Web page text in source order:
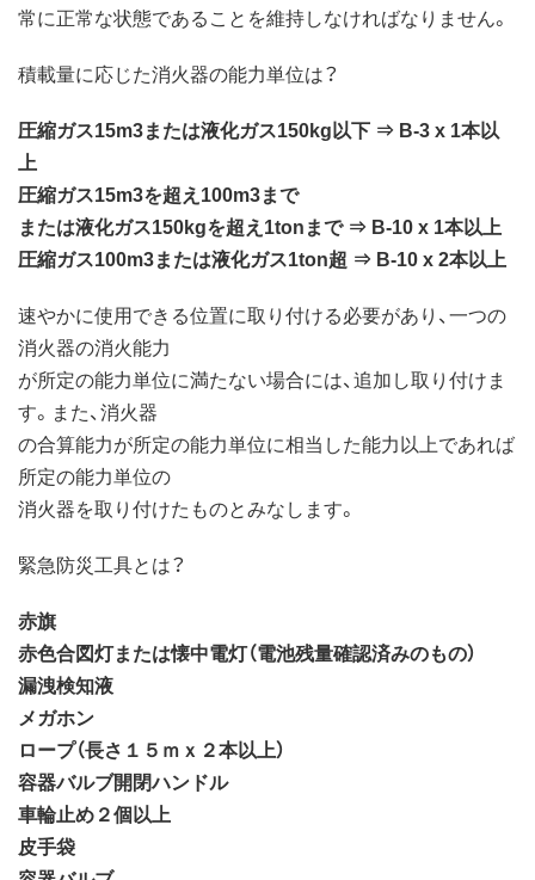
常に正常な状態であることを維持しなければなりません。
積載量に応じた消火器の能力単位は？
圧縮ガス15m3または液化ガス150kg以下 ⇒ B-3 x 1本以
上
圧縮ガス15m3を超え100m3まで
または液化ガス150kgを超え1tonまで ⇒ B-10 x 1本以上
圧縮ガス100m3または液化ガス1ton超 ⇒ B-10 x 2本以上
速やかに使用できる位置に取り付ける必要があり、一つの
消火器の消火能力
が所定の能力単位に満たない場合には、追加し取り付けま
す。また、消火器
の合算能力が所定の能力単位に相当した能力以上であれば
所定の能力単位の
消火器を取り付けたものとみなします。
緊急防災工具とは？
赤旗
赤色合図灯または懐中電灯（電池残量確認済みのもの）
漏洩検知液
メガホン
ロープ（長さ１５ｍｘ２本以上）
容器バルブ開閉ハンドル
車輪止め２個以上
皮手袋